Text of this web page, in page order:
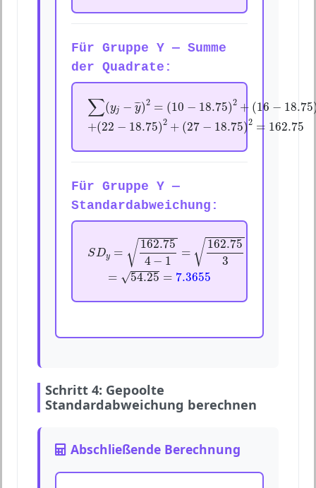
Für Gruppe Y — Summe
der Quadrate:
∑(yj − ¯¯
y)2 = (10 − 18.75)2 + (16 − 18.75
∑(y =( 16−
+(22 − 18.75)2 + (27 − 18.75)2 = 162.75
+(22 − 18.75 +( 27 − = 162.75
Für Gruppe Y —
Standardabweichung:
SDy = √162.75
4 − 1
= √162.75
3
162.754−1=162.753
= √54.25 = 7.3655
54.25=7.3655
Schritt 4: Gepoolte
Standardabweichung berechnen
Abschließende Berechnung